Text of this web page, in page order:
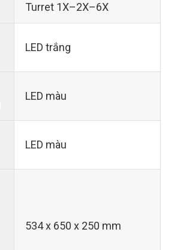
Turret 1X–2X–6X
LED trắng
LED màu
LED màu
534 x 650 x 250 mm